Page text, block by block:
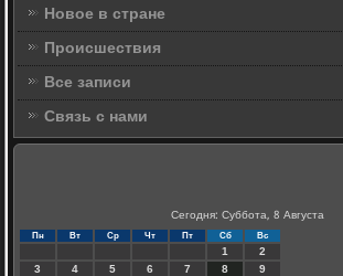
Новое в стране
Происшествия
Все записи
Связь с нами
Сегодня: Суббота, 8 Августа
Пн Вт Ср Чт Пт Сб Вс
1
2
3
4 5 6 7 8
9